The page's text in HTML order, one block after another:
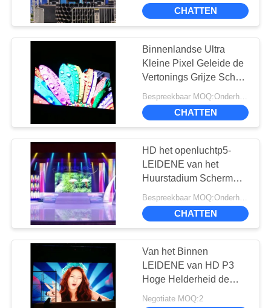
LED-display voor de
voorzijde
15
LED Gordijn
Scherm
10
matrijzenafgietsel
Nationstar/Kinglight
CHATTEN
Binnenlandse Ultra
Kleine Pixel Geleide de
Vertonings Grijze Schaal
met 16 bits ISO14001
van HD P1.667
CHATTEN
HD het openluchtp5-
LEIDENE van het
Huurstadium Scherm
1R1G1B voor
Commerciële Reclame
Bespreekbaar MOQ:Onderhandeling
CHATTEN
Van het Binnen
LEIDENE van HD P3
Hoge Helderheid de
Videomuur
Negotiate MOQ:2